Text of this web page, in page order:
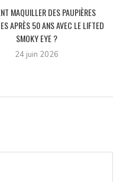
MAQUILLER DES PAUPIÈRES
APRÈS 50 ANS AVEC LE LIFTED
SMOKY EYE ?
24 juin 2026